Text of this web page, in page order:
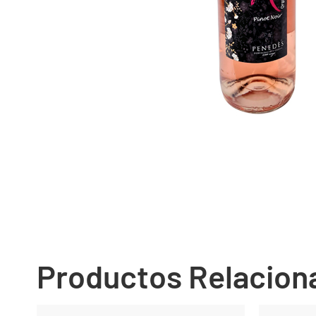
Productos